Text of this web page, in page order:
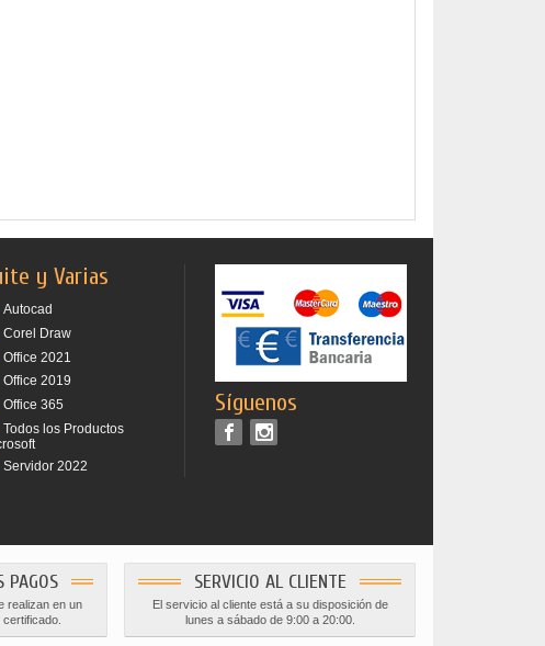
y Varias
Autocad
Corel Draw
Office 2021
Office 2019
Office 365
Todos los Productos
Servidor 2022
Síguenos
PAGOS
realizan en un
SERVICIO AL CLIENTE
El servicio al cliente está a su disposición de
lunes a sábado de 9:00 a 20:00.